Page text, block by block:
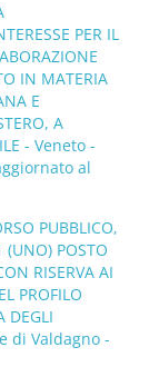
PER IL
IN MATERIA
E
A
- Veneto -
al
PUBBLICO,
(UNO) POSTO
RISERVA AI
PROFILO
DEGLI
di Valdagno -